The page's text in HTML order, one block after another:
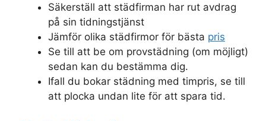
Säkerställ att städfirman har rut avdrag
på sin tidningstjänst
Jämför olika städfirmor för bästa pris
Se till att be om provstädning (om möjligt)
sedan kan du bestämma dig.
Ifall du bokar städning med timpris, se till
att plocka undan lite för att spara tid.